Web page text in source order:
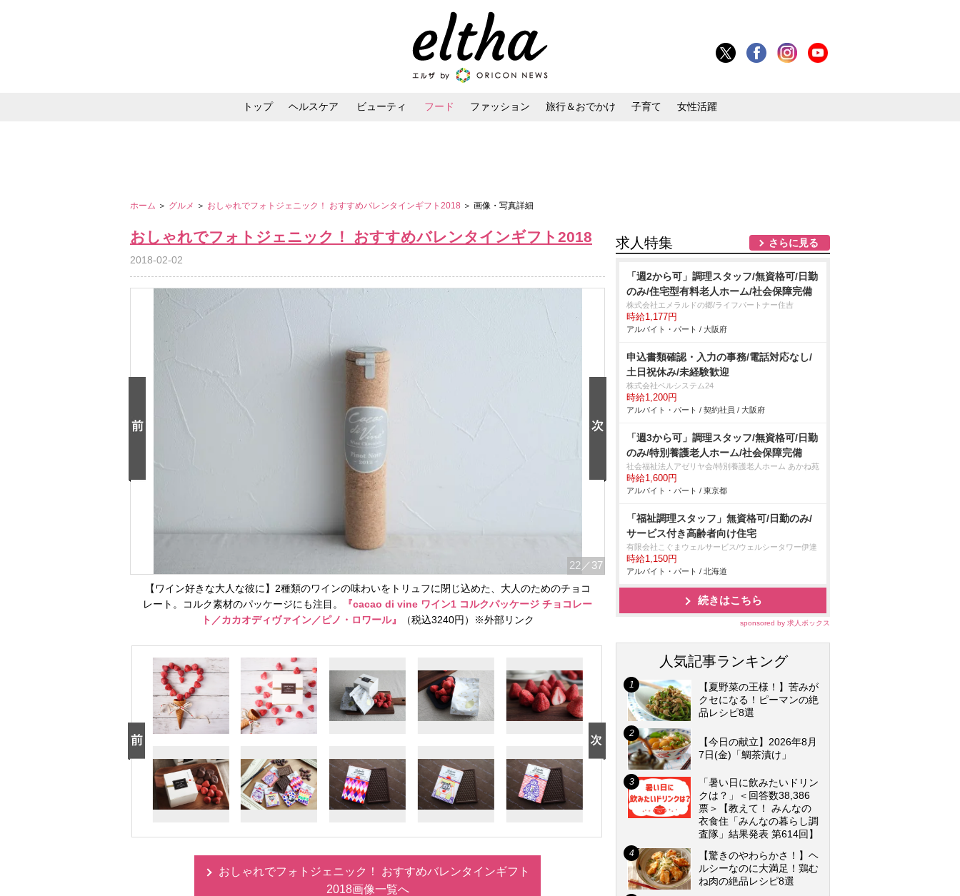
トップ ヘルスケア ビューティ フード ファッション 旅行＆おでかけ 子育て 女性活躍
ホーム ＞ グルメ ＞ おしゃれでフォトジェニック！ おすすめバレンタインギフト2018 ＞ 画像・写真詳細
おしゃれでフォトジェニック！ おすすめバレンタインギフト2018
2018-02-02
22 ／37
【ワイン好きな大人な彼に】2種類のワインの味わいをトリュフに閉じ込めた、大人のためのチョコ
レート。コルク素材のパッケージにも注目。
『cacao di vine ワイン1 コルクパッケージ チョコレー
ト／カカオディヴァイン／ピノ・ロワール』
（税込3240円）※外部リンク
おしゃれでフォトジェニック！ おすすめバレンタインギフト
2018画像一覧へ
求人特集 さらに見る
「週2から可」調理スタッフ/無資格可/日勤
のみ/住宅型有料老人ホーム/社会保障完備
株式会社エメラルドの郷/ライフパートナー住吉
時給1,177円
アルバイト・パート / 大阪府
申込書類確認・入力の事務/電話対応なし/
土日祝休み/未経験歓迎
株式会社ベルシステム24
時給1,200円
アルバイト・パート / 契約社員 / 大阪府
「週3から可」調理スタッフ/無資格可/日勤
のみ/特別養護老人ホーム/社会保障完備
社会福祉法人アゼリヤ会/特別養護老人ホーム あかね苑
時給1,600円
アルバイト・パート / 東京都
「福祉調理スタッフ」無資格可/日勤のみ/
サービス付き高齢者向け住宅
有限会社こぐまウェルサービス/ウェルシータワー伊達
時給1,150円
アルバイト・パート / 北海道
続きはこちら
sponsored by 求人ボックス
人気記事ランキング
【夏野菜の王様！】苦みが
クセになる！ピーマンの絶
品レシピ8選
【今日の献立】2026年8月
7日(金)「鯛茶漬け」
「暑い日に飲みたいドリン
クは？」＜回答数38,386
票＞【教えて！ みんなの
衣食住「みんなの暮らし調
査隊」結果発表 第614回】
【驚きのやわらかさ！】ヘ
ルシーなのに大満足！鶏む
ね肉の絶品レシピ8選